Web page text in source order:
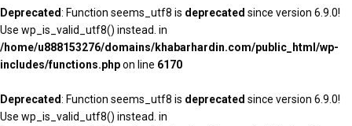
Deprecated: Function seems_utf8 is deprecated since version 6.9.0!
Use wp_is_valid_utf8() instead. in
/home/u888153276/domains/khabarhardin.com/public_html/wp-
includes/functions.phpon line 6170
Deprecated: Function seems_utf8 is deprecated since version 6.9.0!
Use wp_is_valid_utf8() instead. in